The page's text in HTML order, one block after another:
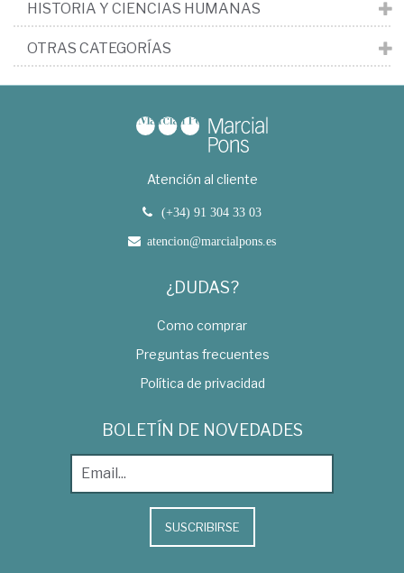
HISTORIA Y CIENCIAS HUMANAS
OTRAS CATEGORÍAS
Atención al cliente
(+34) 91 304 33 03
atencion@marcialpons.es
¿DUDAS?
Como comprar
Preguntas frecuentes
Política de privacidad
BOLETÍN DE NOVEDADES
SUSCRIBIRSE